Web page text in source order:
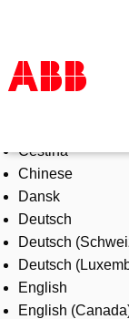
Products &
Industries
Services
About us
Where to buy
Contact us
Careers
Čeština
Chinese
Dansk
Deutsch
Deutsch
Deutsch
English
English